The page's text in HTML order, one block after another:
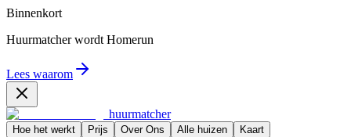
Binnenkort
Huurmatcher wordt Homerun
Lees waarom
huurmatcher
Hoe het werkt Prijs Over Ons Alle huizen Kaart